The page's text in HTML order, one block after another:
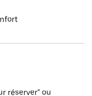
réserver" ou